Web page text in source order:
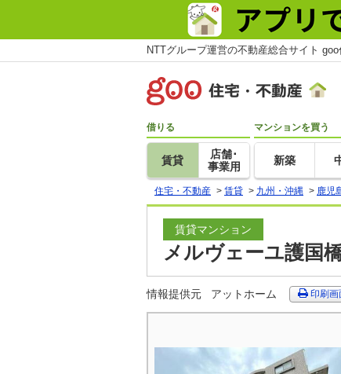
NTTグループ運営の不動産総合サイト
借りる
賃貸
店舗･
事業用
マンションを買う
新築
住宅・不動産 > 賃貸 > 九州・沖縄 > 鹿児
賃貸マンション
メルヴェーユ護国
情報提供元 アットホーム 印刷画